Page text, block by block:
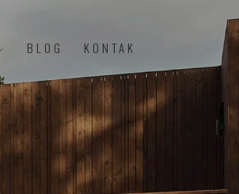
BLOG KONTAK